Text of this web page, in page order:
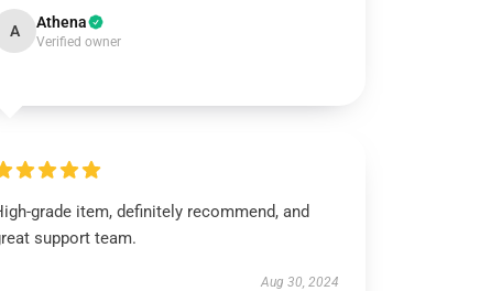
A Athena
Verified owner
grade item, definitely recommend, and
support team.
Aug 30, 2024